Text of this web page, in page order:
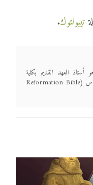
تيبولتوك.
أستاذ العهد القديم بكلية
الإصلاح للكتاب المقدس (Reformation Bible